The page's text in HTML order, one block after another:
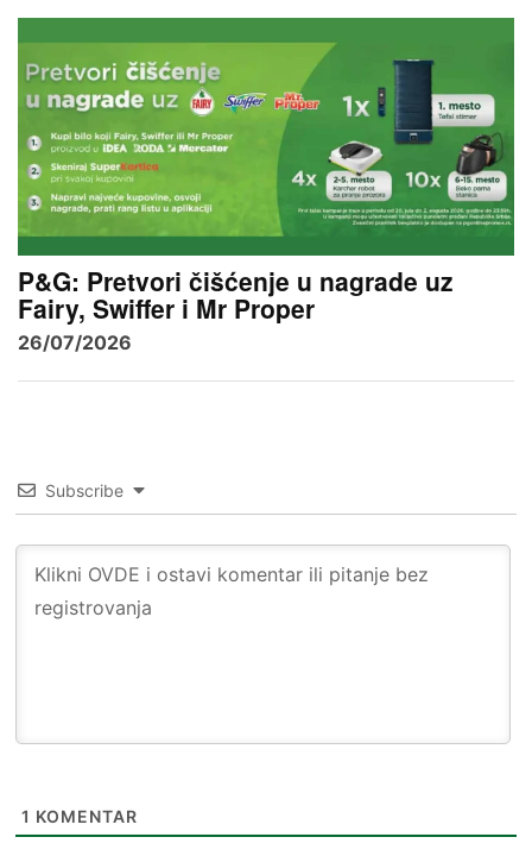
P&G: Pretvori čišćenje u nagrade uz
Fairy, Swiffer i Mr Proper
26/07/2026
Subscribe
1 KOMENTAR